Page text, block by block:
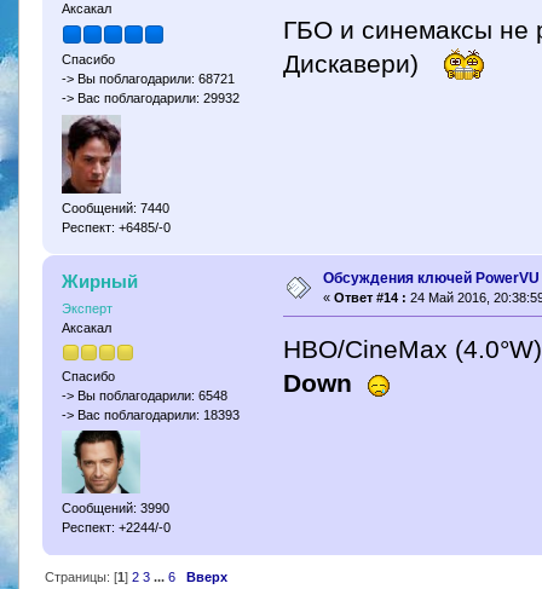
Аксакал
Спасибо
-> Вы поблагодарили: 68721
-> Вас поблагодарили: 29932
Сообщений: 7440
Респект: +6485/-0
ГБО и синемаксы не
Дискавери)
Жирный
Эксперт
Аксакал
Спасибо
-> Вы поблагодарили: 6548
-> Вас поблагодарили: 18393
Сообщений: 3990
Респект: +2244/-0
Обсуждения ключей PowerVU
« Ответ #14 : 24 Май 2016,
HBO/CineMax (4.0°W)
Down
Страницы: [1] 2 3 ... 6 Вверх